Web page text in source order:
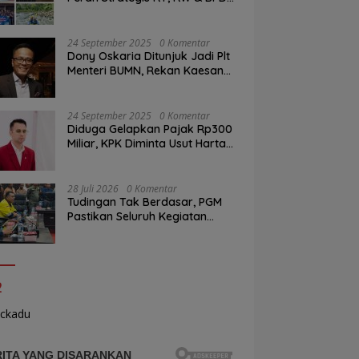
24 September 2025 0 Komentar
Dony Oskaria Ditunjuk Jadi Plt
Menteri BUMN, Rekan Kaesang
24 September 2025 0 Komentar
Diduga Gelapkan Pajak Rp300
Miliar, KPK Diminta Usut Harta
28 Juli 2026 0 Komentar
Tudingan Tak Berdasar, PGM
Pastikan Seluruh Kegiatan